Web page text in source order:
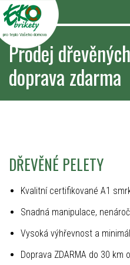
pro teplo Vašeho domova
Prodej
doprava zdarma
DŘEVĚNÉ PELETY
Kvalitní certifikované A1
Snadná manipulace,
Vysoká výhřevnost a
Doprava ZDARMA do 30 km